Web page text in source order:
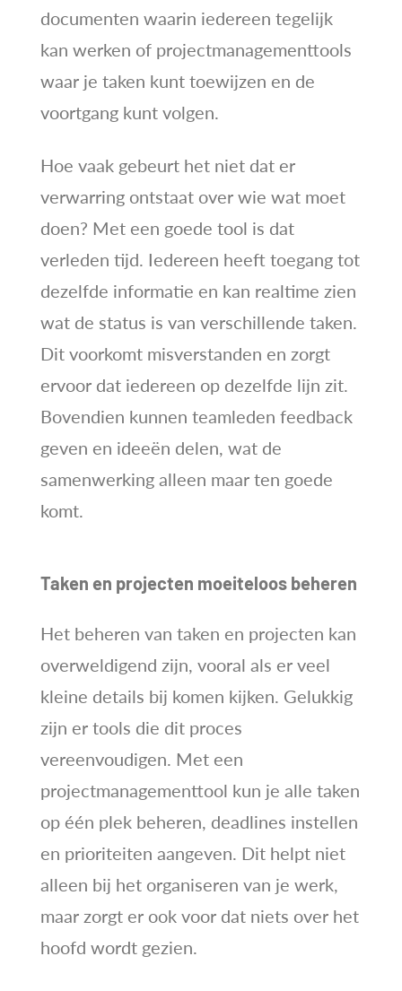
documenten waarin iedereen tegelijk
kan werken of projectmanagementtools
waar je taken kunt toewijzen en de
voortgang kunt volgen.
Hoe vaak gebeurt het niet dat er
verwarring ontstaat over wie wat moet
doen? Met een goede tool is dat
verleden tijd. Iedereen heeft toegang tot
dezelfde informatie en kan realtime zien
wat de status is van verschillende taken.
Dit voorkomt misverstanden en zorgt
ervoor dat iedereen op dezelfde lijn zit.
Bovendien kunnen teamleden feedback
geven en ideeën delen, wat de
samenwerking alleen maar ten goede
komt.
Taken en projecten moeiteloos beheren
Het beheren van taken en projecten kan
overweldigend zijn, vooral als er veel
kleine details bij komen kijken. Gelukkig
zijn er tools die dit proces
vereenvoudigen. Met een
projectmanagementtool kun je alle taken
op één plek beheren, deadlines instellen
en prioriteiten aangeven. Dit helpt niet
alleen bij het organiseren van je werk,
maar zorgt er ook voor dat niets over het
hoofd wordt gezien.